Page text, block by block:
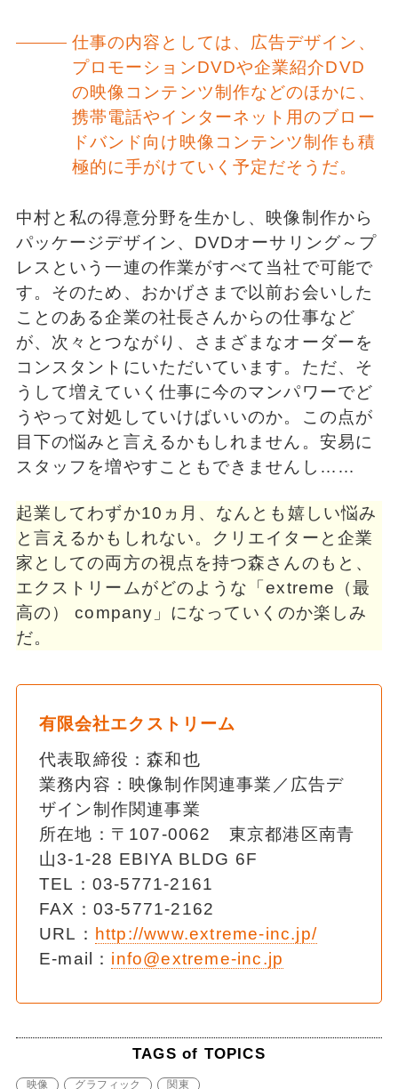
仕事の内容としては、広告デザイン、
プロモーションDVDや企業紹介DVD
の映像コンテンツ制作などのほかに、
携帯電話やインターネット用のブロー
ドバンド向け映像コンテンツ制作も積
極的に手がけていく予定だそうだ。
中村と私の得意分野を生かし、映像制作から
パッケージデザイン、DVDオーサリング～プ
レスという一連の作業がすべて当社で可能で
す。そのため、おかげさまで以前お会いした
ことのある企業の社長さんからの仕事など
が、次々とつながり、さまざまなオーダーを
コンスタントにいただいています。ただ、そ
うして増えていく仕事に今のマンパワーでど
うやって対処していけばいいのか。この点が
目下の悩みと言えるかもしれません。安易に
スタッフを増やすこともできませんし……
起業してわずか10ヵ月、なんとも嬉しい悩み
と言えるかもしれない。クリエイターと企業
家としての両方の視点を持つ森さんのもと、
エクストリームがどのような「extreme（最
高の） company」になっていくのか楽しみ
だ。
有限会社エクストリーム
代表取締役：森和也
業務内容：映像制作関連事業／広告デ
ザイン制作関連事業
所在地：〒107-0062 東京都港区南青
山3-1-28 EBIYA BLDG 6F
TEL：03-5771-2161
FAX：03-5771-2162
URL： http://www.extreme-inc.jp/
E-mail： info@extreme-inc.jp
TAGS of TOPICS
映像 グラフィック 関東